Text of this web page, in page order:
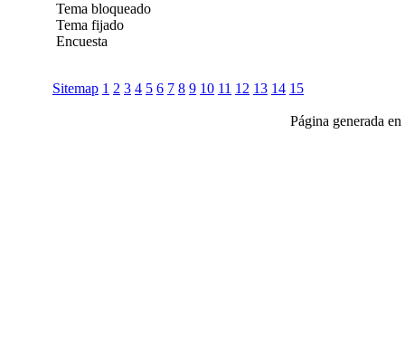
Tema bloqueado
Tema fijado
Encuesta
Sitemap 1 2 3 4 5 6 7 8 9 10 11 12 13 14 15
Página generada